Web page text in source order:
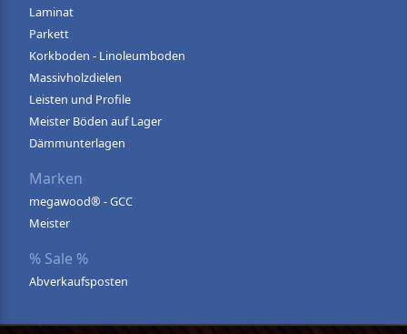
Laminat
Parkett
Korkboden - Linoleumboden
Massivholzdielen
Leisten und Profile
Meister Böden auf Lager
Dämmunterlagen
Marken
megawood® - GCC
Meister
% Sale %
Abverkaufsposten